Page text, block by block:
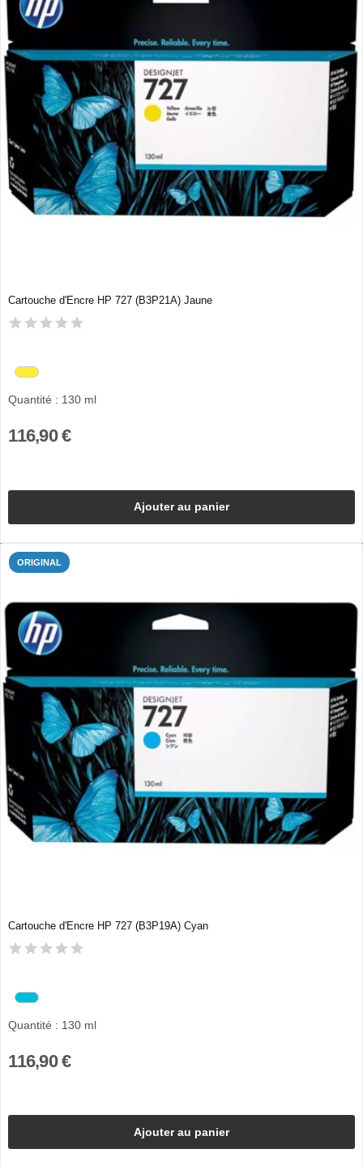
Cartouche d'Encre HP 727 (B3P21A) Jaune
Quantité : 130 ml
116,90 €
Ajouter au panier
ORIGINAL
Cartouche d'Encre HP 727 (B3P19A) Cyan
Quantité : 130 ml
116,90 €
Ajouter au panier